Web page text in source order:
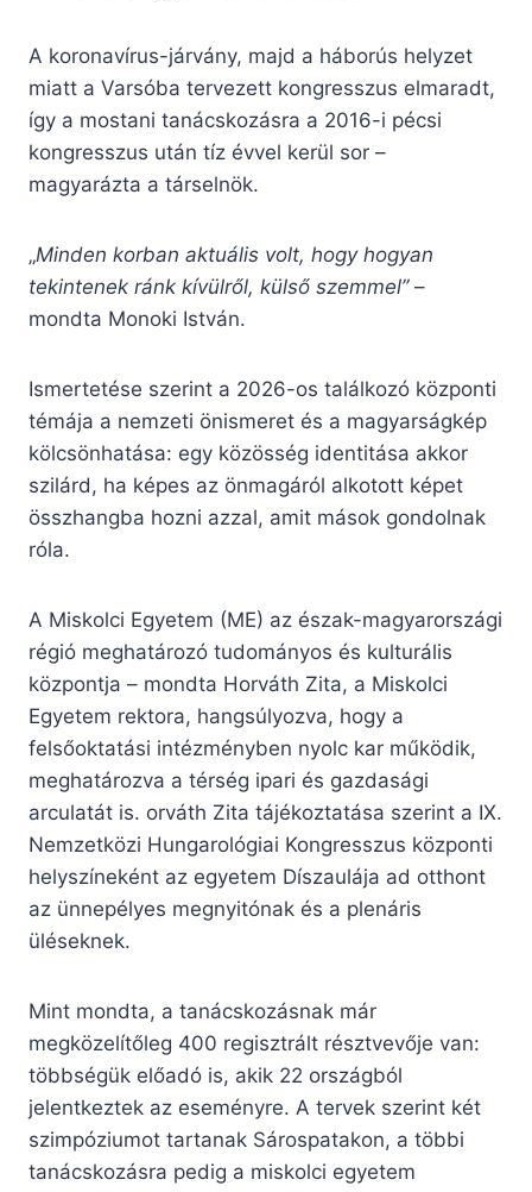
A koronavírus-járvány, majd a háborús helyzet
miatt a Varsóba tervezett kongresszus elmaradt,
így a mostani tanácskozásra a 2016-i pécsi
kongresszus után tíz évvel kerül sor –
magyarázta a társelnök.
„Minden korban aktuális volt, hogy hogyan
tekintenek ránk kívülről, külső szemmel”–
mondta Monoki István.
Ismertetése szerint a 2026-os találkozó központi
témája a nemzeti önismeret és a magyarságkép
kölcsönhatása: egy közösség identitása akkor
szilárd, ha képes az önmagáról alkotott képet
összhangba hozni azzal, amit mások gondolnak
róla.
A Miskolci Egyetem (ME) az észak-magyarországi
régió meghatározó tudományos és kulturális
központja – mondta Horváth Zita, a Miskolci
Egyetem rektora, hangsúlyozva, hogy a
felsőoktatási intézményben nyolc kar működik,
meghatározva a térség ipari és gazdasági
arculatát is. orváth Zita tájékoztatása szerint a IX.
Nemzetközi Hungarológiai Kongresszus központi
helyszíneként az egyetem Díszaulája ad otthont
az ünnepélyes megnyitónak és a plenáris
üléseknek.
Mint mondta, a tanácskozásnak már
megközelítőleg 400 regisztrált résztvevője van:
többségük előadó is, akik 22 országból
jelentkeztek az eseményre. A tervek szerint két
szimpóziumot tartanak Sárospatakon, a többi
tanácskozásra pedig a miskolci egyetem